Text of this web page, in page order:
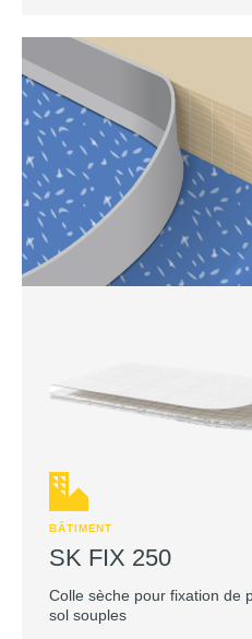
BÂTIMENT
SK FIX 250
Colle sèche pour fixation de
sol souples